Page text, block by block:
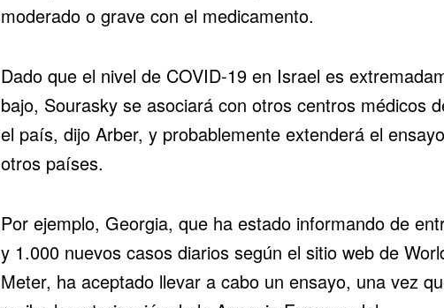
moderado o grave con el medicamento.
Dado que el nivel de COVID-19 en Israel es
bajo, Sourasky se asociará con otros centros médicos
el país, dijo Arber, y probablemente extenderá el
otros países.
Por ejemplo, Georgia, que ha estado informando de
y 1.000 nuevos casos diarios según el sitio web de
Meter, ha aceptado llevar a cabo un ensayo, una vez